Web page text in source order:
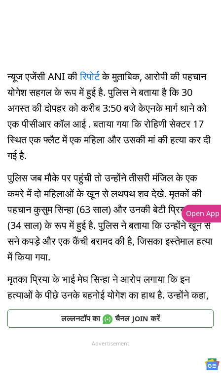
न्यूज एजेंसी ANI कीरिपोर्टके मुताबिक, आरोपी की पहचान
योगेश सहगल के रूप में हुई है. पुलिस ने बताया है कि 30
अगस्त की दोपहर को करीब 3:50 बजे केएनके मार्ग थाने को
एक पीसीआर कॉल आई . बताया गया कि रोहिणी सेक्टर 17
स्थित एक फ्लैट में एक महिला और उसकी मां की हत्या कर दी
गई है.
पुलिस जब मौके पर पहुंची तो उन्होंने तीसरी मंजिल के एक
कमरे में दो महिलाओं के खून से लथपथ शव देखे. मृतकों की
पहचान कुसुम सिन्हा (63 साल) और उनकी बेटी प्रिया सहगल
(34 साल) के रूप में हुई है. पुलिस ने बताया कि उन्होंने खून से
सने कपड़े और एक कैंची बरामद की है, जिसका इस्तेमाल हत्या
में किया गया.
मृतका प्रिया के भाई मेघ सिन्हा ने आरोप लगाया कि इन
हत्याओं के पीछे उनके बहनोई योगेश का हाथ है. उन्होंने कहा,
लल्लनटॉप का चैनल JOIN करें
Advertisement
Open App